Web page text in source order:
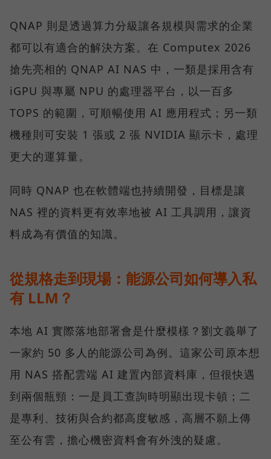
QNAP 則是透過算力分級讓各規模與需求的企業
都可以有適合的解決方案。在 Computex 2026
搶先亮相的 QNAP AI NAS 中，一類是採用含有
iGPU 與專屬 NPU 的處理器平台，以一百多
TOPS 的範圍，可順暢使用 AI 應用程式；另一類
機種則可安裝 1 張或 2 張 NVIDIA 顯示卡，處理
更大的運算量。
同時 QNAP 也在軟體端也持續開發，目標是讓
NAS 裡的資料更有效率地被 AI 工具調用，讓資
料成為有價值的知識。
從規格走到現場：能源公司如何導入私
有 LLM？
本地 AI 實際落地部署會是什麼模樣？劉文義舉了
一家約 50 多人的能源公司為例。這家公司原本想
用 NAS 搭配雲端 AI 建置內部資料庫，但很快遇
到兩個瓶頸：一是員工查詢時明顯出現卡頓；二
是專利、技術與合約都高度敏感，高層不願上傳
至公有雲，擔心機密資料會有外洩的疑慮。